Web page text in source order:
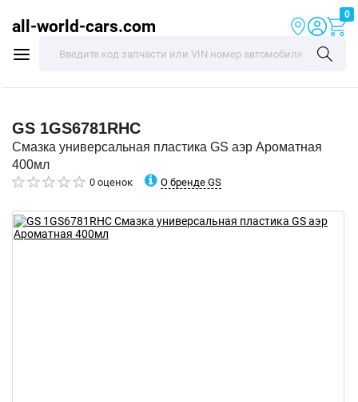
all-world-cars.com
0
GS 1GS6781RHC
Смазка универсальная пластика GS аэр Ароматная
400мл
0 оценок О бренде GS